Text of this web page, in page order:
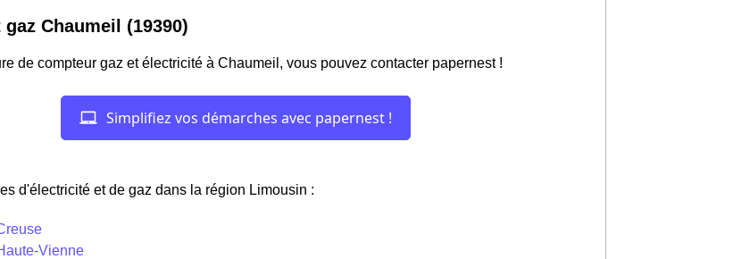
Chaumeil (19390)
de compteur gaz et électricité à Chaumeil, vous pouvez contacter papernest !
d'électricité et de gaz dans la région Limousin :
Vienne